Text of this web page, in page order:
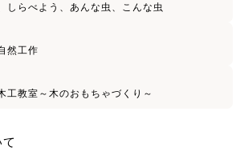
しらべよう、あんな虫、こんな虫
然工作
工教室～木のおもちゃづくり～